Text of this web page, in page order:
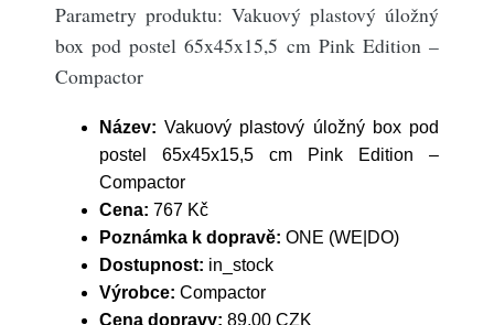
Parametry produktu: Vakuový plastový úložný
box pod postel 65x45x15,5 cm Pink Edition –
Compactor
Název: Vakuový plastový úložný box pod
postel 65x45x15,5 cm Pink Edition –
Compactor
Cena: 767 Kč
Poznámka k dopravě: ONE (WE|DO)
Dostupnost: in_stock
Výrobce: Compactor
Cena dopravy: 89.00 CZK